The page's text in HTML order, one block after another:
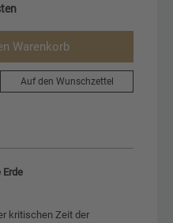
Warenkorb
Auf den Wunschzettel
kritischen Zeit der